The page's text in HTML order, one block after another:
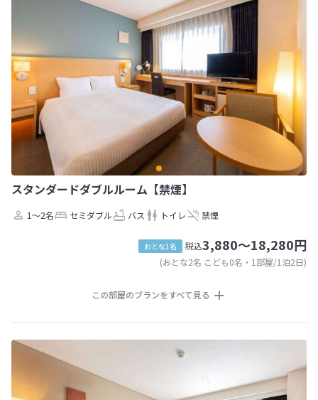
スタンダードダブルルーム【禁煙】
1～2名 セミダブル バス トイレ 禁煙
おとな1名 税込3,880～18,280円
(おとな2名 こども0名・1部屋/1泊2日)
この部屋のプランをすべて見る